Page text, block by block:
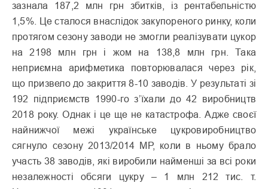
зазнала 187,2 млн грн збитків, із рентабельністю
1,5%. Це сталося внаслідок закупореного ринку, коли
протягом сезону заводи не змогли реалізувати цукор
на 2198 млн грн і жом на 138,8 млн грн. Така
неприємна арифметика повторювалася через рік,
що призвело до закриття 8-10 заводів. У результаті зі
192 підприємств 1990-го з’їхали до 42 виробництв
2018 року. Однак і це ще не катастрофа. Адже своєї
найнижчої межі українське цукровиробництво
сягнуло сезону 2013/2014 МР, коли в ньому брало
участь 38 заводів, які виробили найменші за всі роки
незалежності обсяги цукру – 1 млн 212 тис. т.